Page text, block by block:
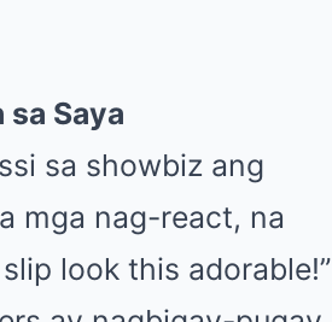
Saya
sa showbiz ang
mga nag-react, na
look this adorable!”